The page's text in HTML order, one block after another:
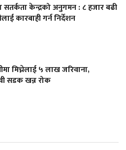
सतर्कता केन्द्रको अनुगमन : ८ हजार बढी
कारबाही गर्न निर्देशन
मिच्नेलाई ५ लाख जरिवाना,
सडक खन्न रोक